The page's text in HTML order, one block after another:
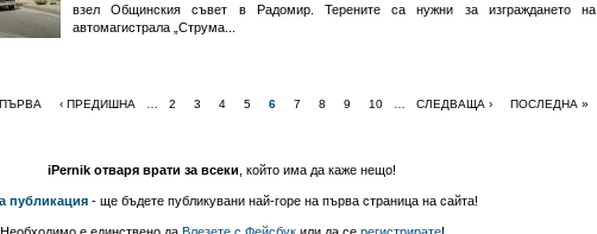
взел Общинския съвет в Радомир. Терените са нужни за изграждането на
автомагистрала „Струма...
‹ ПРЕДИШНА 2 3 4 5 6 7 8 9 10 СЛЕДВАЩА › ПОСЛЕДНА »
iPernik отваря врати за всеки , който има да каже нещо!
публикация - ще бъдете публикувани най-горе на първа страница на сайта!
Необходимо е единствено да Влезете с Фейсбукили да се регистрирате!